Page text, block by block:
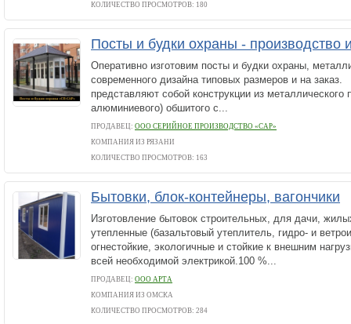
КОЛИЧЕСТВО ПРОСМОТРОВ: 180
Посты и будки охраны - производство
Оперативно изготовим посты и будки охраны,
современного дизайна типовых размеров и на
представляют собой конструкции из
алюминиевого) обшитого с...
ПРОДАВЕЦ: ООО СЕРИЙНОЕ ПРОИЗВОДСТВО «САР»
КОМПАНИЯ ИЗ РЯЗАНИ
КОЛИЧЕСТВО ПРОСМОТРОВ: 163
Бытовки, блок-контейнеры, вагончики
Изготовление бытовок строительных, для дачи,
утепленные (базальтовый утеплитель, гидро- и
огнестойкие, экологичные и стойкие к внешним
всей необходимой электрикой.100 %...
ПРОДАВЕЦ: ООО АРТА
КОМПАНИЯ ИЗ ОМСКА
КОЛИЧЕСТВО ПРОСМОТРОВ: 284